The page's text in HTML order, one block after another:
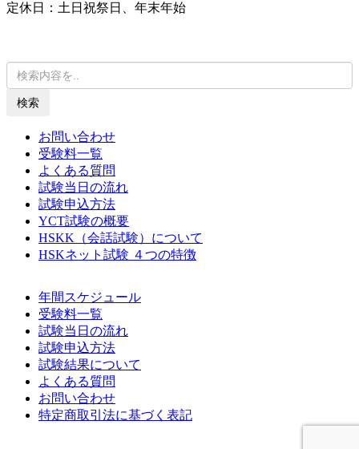
定休日：土日祝祭日、年末年始
検索
お問い合わせ
受験料一覧
よくある質問
試験当日の流れ
試験申込方法
YCT試験の概要
HSKK（会話試験）について
HSKネット試験 ４つの特徴
年間スケジュール
受験料一覧
試験当日の流れ
試験申込方法
試験結果について
よくある質問
お問い合わせ
特定商取引法に基づく表記